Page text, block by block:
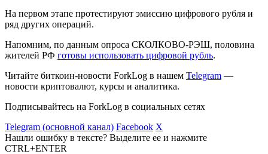
На первом этапе протестируют эмиссию цифрового рубля и
ряд других операций.
Напомним, по данным опроса СКОЛКОВО-РЭШ, половина
жителей РФ готовы использовать цифровой рубль.
Читайте биткоин-новости ForkLog в нашем Telegram —
новости криптовалют, курсы и аналитика.
Подписывайтесь на ForkLog в социальных сетях
Telegram (основной канал) Facebook X
Нашли ошибку в тексте? Выделите ее и нажмите
CTRL+ENTER